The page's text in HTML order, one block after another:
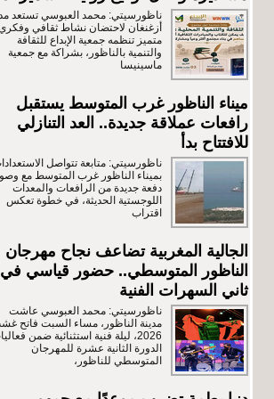
ناظورسيتي: محمد العبوسي تستعد
أزغنغان لاحتضان نشاط ثقافي
متميز تنظمه جمعية الإبداع للثقافة
والتنمية بالناظور، بشراكة مع جمعية
ماسينيسا
ميناء الناظور غرب المتوسط يستقبل
رافعات عملاقة جديدة.. العد التنازلي
للافتتاح بدأ
ناظورسيتي: متابعة تتواصل
بميناء الناظور غرب المتوسط مع
دفعة جديدة من الرافعات والمعدات
اللوجستية الحديثة، في خطوة تعكس
اقتراب
الجالية المغربية تضاعف نجاح مهرجان
الناظور المتوسطي.. حضور قياسي في
ثاني السهرات الفنية
ناظورسيتي: محمد العبوسي عاشت
مدينة الناظور، مساء السبت فاتح
2026، ليلة فنية استثنائية ضمن
الدورة الثانية عشرة للمهرجان
المتوسطي للناظور،